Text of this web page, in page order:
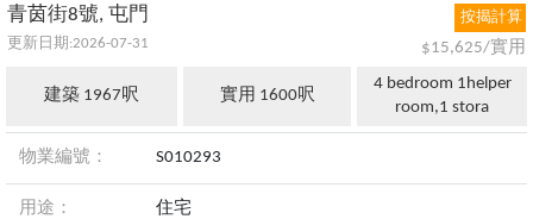
青茵街8號, 屯門
更新日期:2026-07-31
按揭計算
$15,625/實用
建築 1967呎 實用 1600呎
4 bedroom 1helper
room,1 stora
物業編號： S010293
用途： 住宅